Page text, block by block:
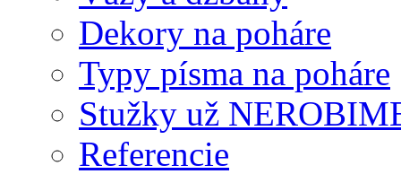
Dekory na poháre
Typy písma na poháre
Stužky už
Referencie